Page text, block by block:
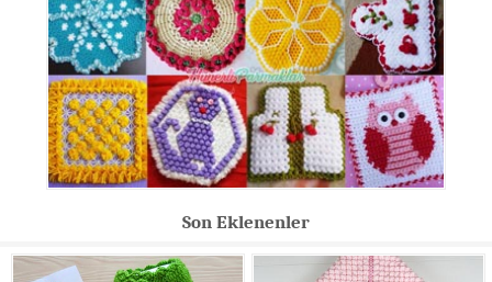
Son Eklenenler